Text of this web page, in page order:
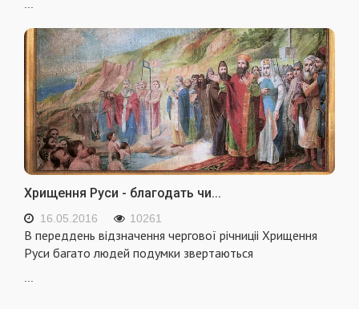
Хрищення Руси - благодать чи...
16.05.2016 10261
В переддень відзначення чергової річниціі Хрищення
Руси багато людей подумки зверта­ються
...